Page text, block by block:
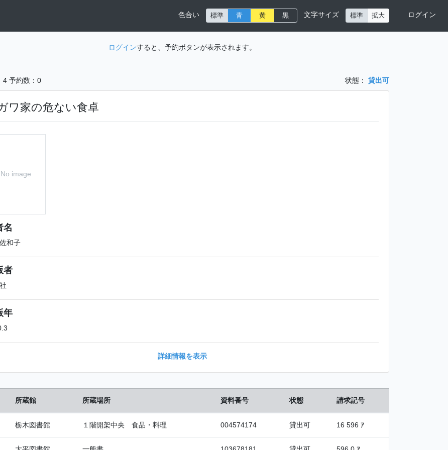
色合い 標準 青 黄 黒 文字サイズ 標準 拡大 ログイン
ログインすると、予約ボタンが表示されます。
4 予約数：0 状態： 貸出可
ワ家の危ない食卓
No image
名
和子
者
年
詳細情報を表示
所蔵館 所蔵場所 資料番号 状態 請求記号
栃木図書館 １階開架中央 食品・料理 004574174 貸出可 16 596 ｱ